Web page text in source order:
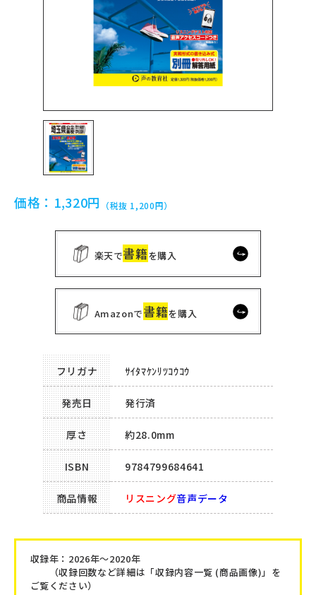
価格： 1,320円 （税抜 1,200円）
楽天で書籍を購入
Amazonで書籍を購入
フリガナ ｻｲﾀﾏｹﾝﾘﾂｺｳｺｳ
発売日 発行済
厚さ 約28.0mm
ISBN 9784799684641
商品情報 リスニング音声データ
収録年：2026年～2020年
（収録回数など詳細は「収録内容一覧 (商品画像)」を
ご覧ください）